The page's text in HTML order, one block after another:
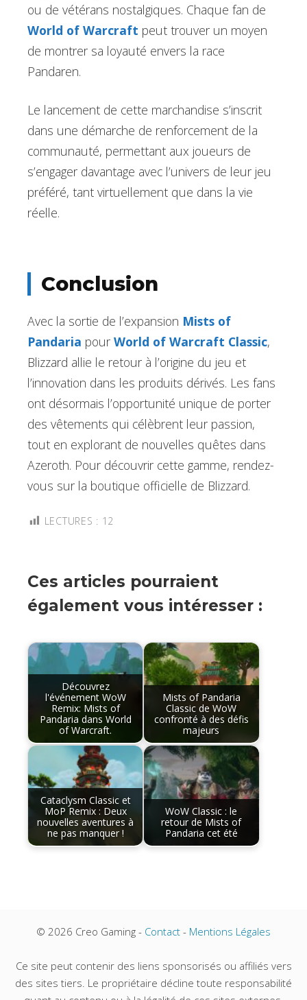
ou de vétérans nostalgiques. Chaque fan de
World of Warcraft peut trouver un moyen
de montrer sa loyauté envers la race
Pandaren.
Le lancement de cette marchandise s’inscrit
dans une démarche de renforcement de la
communauté, permettant aux joueurs de
s’engager davantage avec l’univers de leur jeu
préféré, tant virtuellement que dans la vie
réelle.
Conclusion
Avec la sortie de l’expansion Mists of
Pandaria pour World of Warcraft Classic,
Blizzard allie le retour à l’origine du jeu et
l’innovation dans les produits dérivés. Les fans
ont désormais l’opportunité unique de porter
des vêtements qui célèbrent leur passion,
tout en explorant de nouvelles quêtes dans
Azeroth. Pour découvrir cette gamme, rendez-
vous sur la boutique officielle de Blizzard.
LECTURES : 12
Ces articles pourraient
également vous intéresser :
Découvrez
l'événement WoW
Remix: Mists of
Pandaria dans World
of Warcraft.
Mists of Pandaria
Classic de WoW
confronté à des défis
majeurs
Cataclysm Classic et
MoP Remix : Deux
nouvelles aventures à
ne pas manquer !
WoW Classic : le
retour de Mists of
Pandaria cet été
© 2026 Creo Gaming - Contact - Mentions Légales
Ce site peut contenir des liens sponsorisés ou affiliés vers
des sites tiers. Le propriétaire décline toute responsabilité